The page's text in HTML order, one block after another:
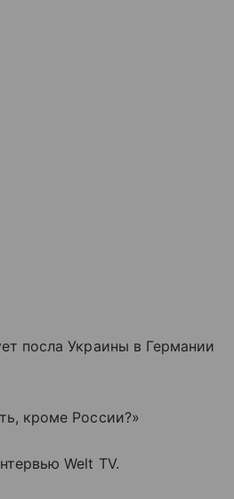
посла Украины в Германии
кроме России?»
Welt TV.